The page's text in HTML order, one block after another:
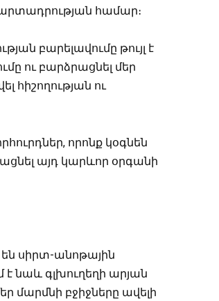
արտադրության համար։
բարելավումը թույլ է
ու բարձրացնել մեր
հիշողության ու
որոնք կօգնեն
այդ կարևոր օրգանի
են սիրտ-անոթային
նաև գլխուղեղի արյան
մարմնի բջիջները ավելի